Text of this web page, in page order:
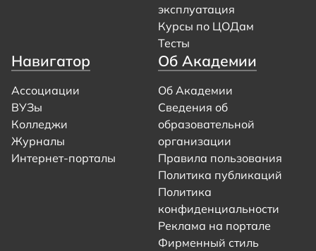
эксплуатация
Курсы по ЦОДам
Тесты
Навигатор
Ассоциации
ВУЗы
Колледжи
Журналы
Интернет-порталы
Об Академии
Об Академии
Сведения об
образовательной
организации
Правила пользования
Политика публикаций
Политика
конфиденциальности
Реклама на портале
Фирменный стиль